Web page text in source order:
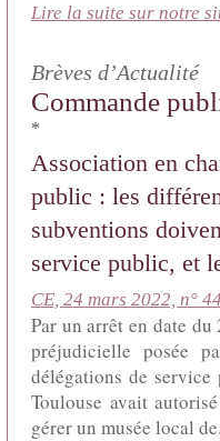
Lire la suite sur notre
Brèves d’Actualité
Commande
*
Association en
public : les
subventions
service public, et
CE, 24 mars 2022, n°
Par un arrêt en date
préjudicielle posée
délégations de
Toulouse avait
gérer un musée local